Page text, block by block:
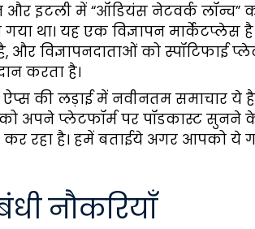
और इटली में “ऑडियंस नेटवर्क लॉन्च”
गया था। यह एक विज्ञापन मार्केटप्लेस
और विज्ञापनदाताओं को स्पॉटिफाई
करता है।
की लड़ाई में नवीनतम समाचार
को अपने प्लेटफॉर्म पर पॉडकास्ट सुनने
कर रहा है। हमें बताईये अगर आपको ये
नौकरियाँ